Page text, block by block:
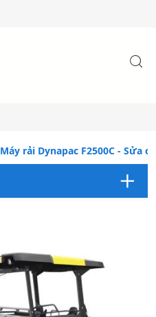
Máy rải Dynapac F2500C - Sửa